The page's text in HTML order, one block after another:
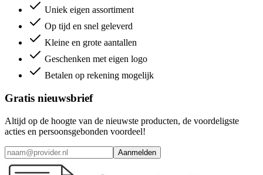
Uniek eigen assortiment
Op tijd en snel geleverd
Kleine en grote aantallen
Geschenken met eigen logo
Betalen op rekening mogelijk
Gratis nieuwsbrief
Altijd op de hoogte van de nieuwste producten, de voordeligste
acties en persoonsgebonden voordeel!
Aanmelden